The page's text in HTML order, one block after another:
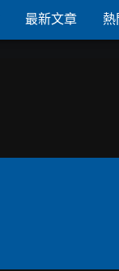
最新文章 熱